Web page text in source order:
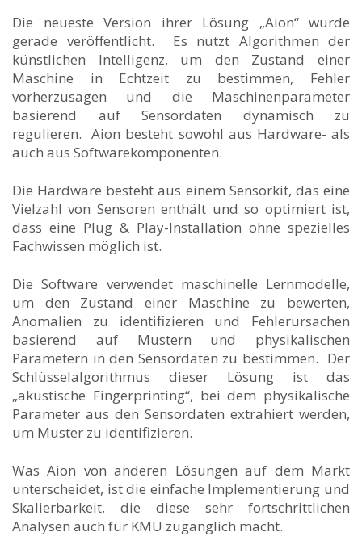
Die neueste Version ihrer Lösung „Aion“ wurde
gerade veröffentlicht. Es nutzt Algorithmen der
künstlichen Intelligenz, um den Zustand einer
Maschine in Echtzeit zu bestimmen, Fehler
vorherzusagen und die Maschinenparameter
basierend auf Sensordaten dynamisch zu
regulieren. Aion besteht sowohl aus Hardware- als
auch aus Softwarekomponenten.
Die Hardware besteht aus einem Sensorkit, das eine
Vielzahl von Sensoren enthält und so optimiert ist,
dass eine Plug & Play-Installation ohne spezielles
Fachwissen möglich ist.
Die Software verwendet maschinelle Lernmodelle,
um den Zustand einer Maschine zu bewerten,
Anomalien zu identifizieren und Fehlerursachen
basierend auf Mustern und physikalischen
Parametern in den Sensordaten zu bestimmen. Der
Schlüsselalgorithmus dieser Lösung ist das
„akustische Fingerprinting“, bei dem physikalische
Parameter aus den Sensordaten extrahiert werden,
um Muster zu identifizieren.
Was Aion von anderen Lösungen auf dem Markt
unterscheidet, ist die einfache Implementierung und
Skalierbarkeit, die diese sehr fortschrittlichen
Analysen auch für KMU zugänglich macht.